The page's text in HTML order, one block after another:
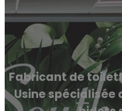
Fabricant de
Usine